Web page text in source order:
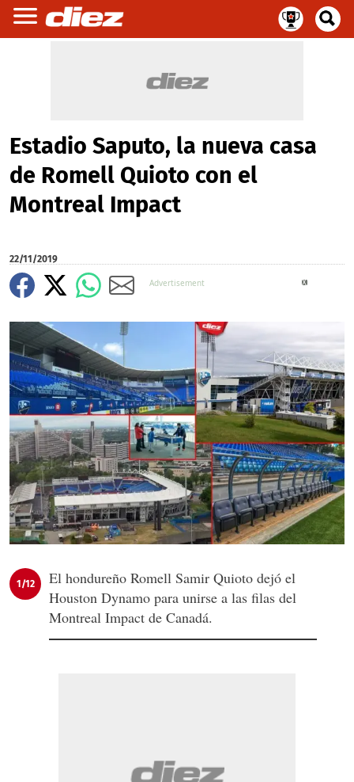
Estadio Saputo, la nueva casa
de Romell Quioto con el
Montreal Impact
22/11/2019
1/12
El hondureño Romell Samir Quioto dejó el
Houston Dynamo para unirse a las filas del
Montreal Impact de Canadá.
X